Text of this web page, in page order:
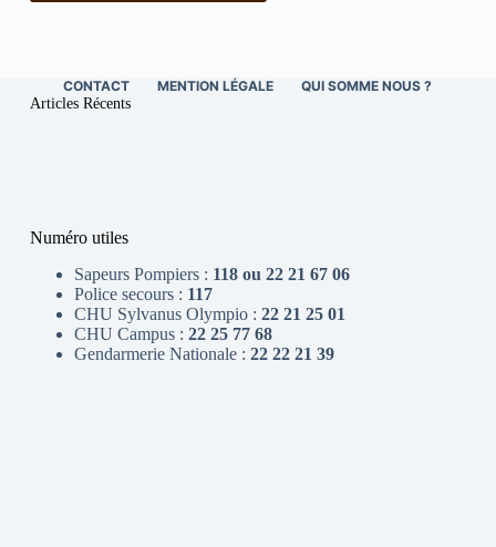
CONTACT MENTION LÉGALE QUI SOMME NOUS ?
Articles Récents
Numéro utiles
Sapeurs Pompiers : 118 ou 22 21 67 06
Police secours : 117
CHU Sylvanus Olympio : 22 21 25 01
CHU Campus : 22 25 77 68
Gendarmerie Nationale : 22 22 21 39